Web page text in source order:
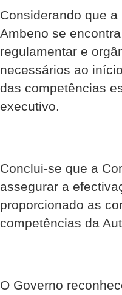
Considerando que
Ambeno se
regulamentar e
necessários ao
das competências
executivo.
Conclui-se que a
assegurar a
proporcionado as
competências da
O Governo